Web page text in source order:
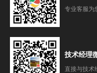
专业客服为
技术经理
直接与技术